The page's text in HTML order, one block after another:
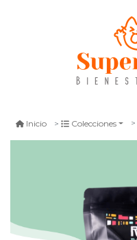
Inicio Colecciones